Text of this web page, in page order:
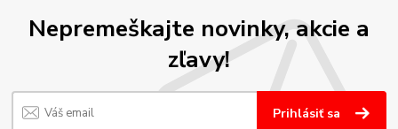
Nepremeškajte novinky, akcie a
zľavy!
Prihlásiť sa